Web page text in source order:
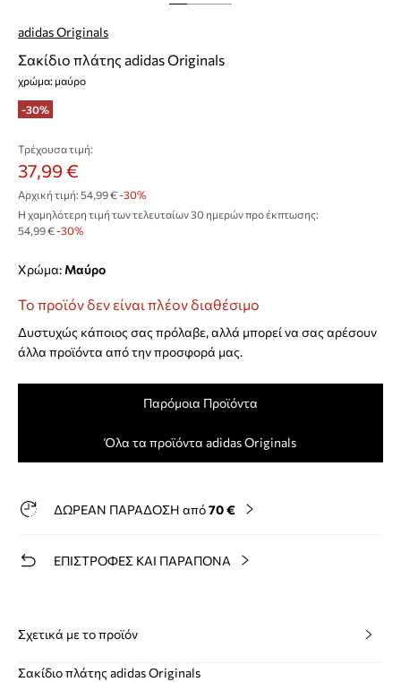
adidas Originals
Σακίδιο πλάτης adidas Originals
χρώμα: μαύρο
-30%
Τρέχουσα τιμή:
37,99 €
Αρχική τιμή: 54,99 €-30%
Η χαμηλότερη τιμή των τελευταίων 30 ημερών προ έκπτωσης:
54,99 € -30%
Χρώμα: μαύρο
Το προϊόν δεν είναι πλέον διαθέσιμο
Δυστυχώς κάποιος σας πρόλαβε, αλλά μπορεί να σας αρέσουν
άλλα προϊόντα από την προσφορά μας.
Παρόμοια Προϊόντα
Όλα τα προϊόντα adidas Originals
ΔΩΡΕΑΝ ΠΑΡΑΔΟΣΗ από70 €
ΕΠΙΣΤΡΟΦΕΣ ΚΑΙ ΠΑΡΑΠΟΝΑ
Σχετικά με το προϊόν
Σακίδιο πλάτης adidas Originals